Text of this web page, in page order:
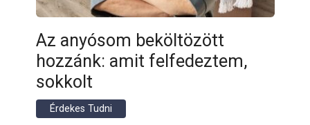
Az anyósom beköltözött
hozzánk: amit felfedeztem,
sokkolt
Érdekes Tudni